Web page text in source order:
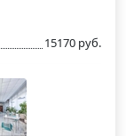
15170 руб.